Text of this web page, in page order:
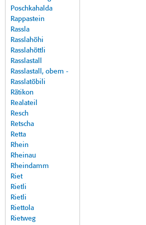
Poschkahalda
Rappastein
Rassla
Rasslahöhi
Rasslahöttli
Rasslastall
Rasslastall, obem -
Rasslatöbili
Rätikon
Realateil
Resch
Retscha
Retta
Rhein
Rheinau
Rheindamm
Riet
Rietli
Rietli
Riettola
Rietweg